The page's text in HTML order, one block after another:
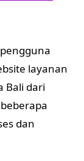
layanan
Bali dari
dan